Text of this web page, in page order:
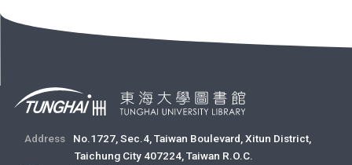
Address
No.1727, Sec.4, Taiwan Boulevard, Xitun District,
Taichung City 407224, Taiwan R.O.C.